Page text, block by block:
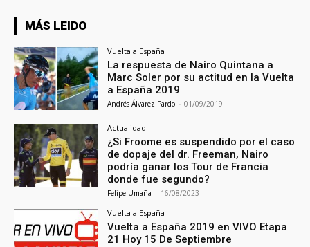
MÁS LEIDO
Vuelta a España
La respuesta de Nairo Quintana a
Marc Soler por su actitud en la Vuelta
a España 2019
Andrés Álvarez Pardo - 01/09/2019
Actualidad
¿Si Froome es suspendido por el caso
de dopaje del dr. Freeman, Nairo
podría ganar los Tour de Francia
donde fue segundo?
Felipe Umaña - 16/08/2023
Vuelta a España
Vuelta a España 2019 en VIVO Etapa
21 Hoy 15 De Septiembre